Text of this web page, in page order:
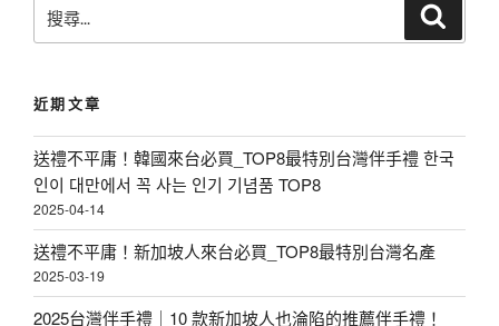
尋
字
:
近期文章
送禮不平庸！韓國來台必買_TOP8最特別台灣伴手禮 한국
인이 대만에서 꼭 사는 인기 기념품 TOP8
2025-04-14
送禮不平庸！新加坡人來台必買_TOP8最特別台灣名產
2025-03-19
2025台灣伴手禮｜10 款新加坡人也淪陷的推薦伴手禮！